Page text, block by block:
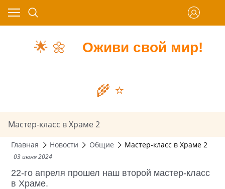
🌟 🌼 Оживи свой мир!
🌾 ⭐️
Мастер-класс в Храме 2
Главная Новости Общие Мастер-класс в Храме 2
03 июня 2024
22-го апреля прошел наш второй мастер-класс
в Храме.